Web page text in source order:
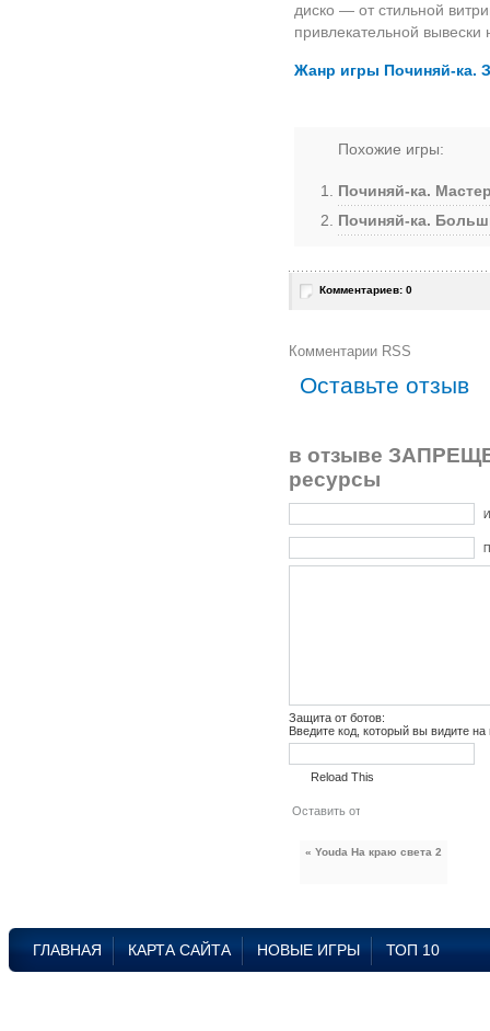
диско — от стильной
привлекательной вывески
Жанр игры Починяй-ка.
Похожие игры:
Починяй-ка.
Починяй-ка.
Комментариев: 0
Комментарии RSS
Оставьте отзыв
в отзыве
ресурсы
Защита от ботов:
Введите код, который вы видите
Reload This
« Youda На краю света 2
ГЛАВНАЯ КАРТА САЙТА НОВЫЕ ИГРЫ ТОП 10